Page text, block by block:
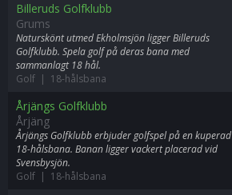
Billeruds Golfklubb
Grums
Naturskönt utmed Ekholmsjön ligger Billeruds
Golfklubb. Spela golf på deras bana med
sammanlagt 18 hål.
Golf | 18-hålsbana
Årjängs Golfklubb
Årjäng
Årjängs Golfklubb erbjuder golfspel på en kuperad
18-hålsbana. Banan ligger vackert placerad vid
Svensbysjön.
Golf | 18-hålsbana